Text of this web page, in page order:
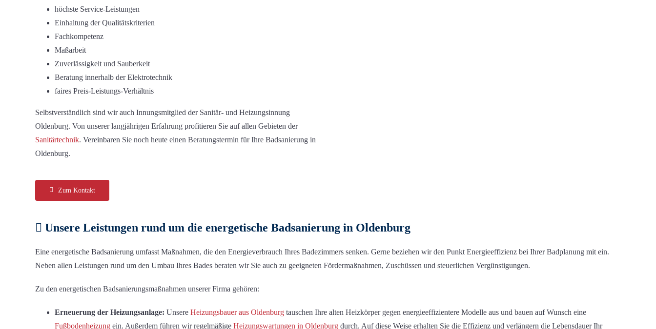
höchste Service-Leistungen
Einhaltung der Qualitätskriterien
Fachkompetenz
Maßarbeit
Zuverlässigkeit und Sauberkeit
Beratung innerhalb der Elektrotechnik
faires Preis-Leistungs-Verhältnis
Selbstverständlich sind wir auch Innungsmitglied der Sanitär- und Heizungsinnung
Oldenburg. Von unserer langjährigen Erfahrung profitieren Sie auf allen Gebieten der
Sanitärtechnik. Vereinbaren Sie noch heute einen Beratungstermin für Ihre Badsanierung in
Oldenburg.
Zum Kontakt
Unsere Leistungen rund um die energetische Badsanierung in Oldenburg
Eine energetische Badsanierung umfasst Maßnahmen, die den Energieverbrauch Ihres Badezimmers senken. Gerne beziehen wir den Punkt Energieeffizienz bei Ihrer Badplanung mit ein.
Neben allen Leistungen rund um den Umbau Ihres Bades beraten wir Sie auch zu geeigneten Fördermaßnahmen, Zuschüssen und steuerlichen Vergünstigungen.
Zu den energetischen Badsanierungsmaßnahmen unserer Firma gehören:
Erneuerung der Heizungsanlage: Unsere Heizungsbauer aus Oldenburg tauschen Ihre alten Heizkörper gegen energieeffizientere Modelle aus und bauen auf Wunsch eine
Fußbodenheizung ein. Außerdem führen wir regelmäßige Heizungswartungen in Oldenburg durch. Auf diese Weise erhalten Sie die Effizienz und verlängern die Lebensdauer Ihr